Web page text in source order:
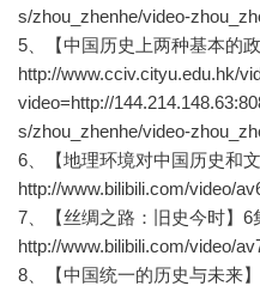
s/zhou_zhenhe/video-
5、【中国历史上两种基本的
http://www.cciv.cityu.edu.hk/
video=http://
s/zhou_zhenhe/video-
6、【地理环境对中国历史和
http://www.bilibili.com/video/
7、【丝绸之路：旧史今时】6
http://www.bilibili.com/video/
8、【中国统一的历史与未来